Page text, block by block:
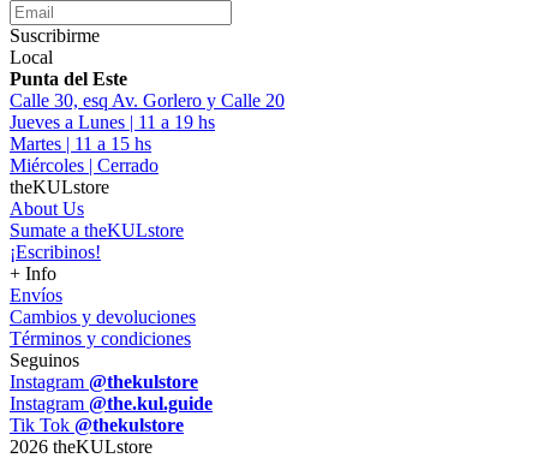
Suscribirme
Local
Punta del Este
Calle 30, esq Av. Gorlero y Calle 20
Jueves a Lunes | 11 a 19 hs
Martes | 11 a 15 hs
Miércoles | Cerrado
theKULstore
About Us
Sumate a theKULstore
¡Escribinos!
+ Info
Envíos
Cambios y devoluciones
Términos y condiciones
Seguinos
Instagram @thekulstore
Instagram @the.kul.guide
Tik Tok @thekulstore
2026 theKULstore